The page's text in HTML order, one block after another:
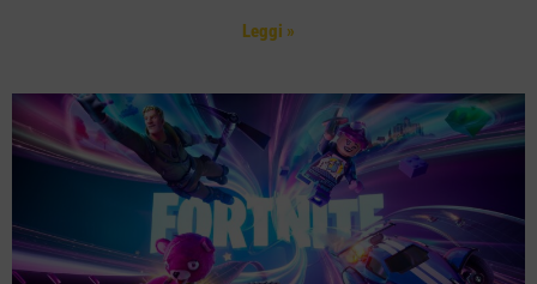
Leggi »